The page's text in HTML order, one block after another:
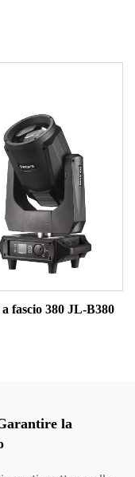
a fascio 380 JL-B380
la